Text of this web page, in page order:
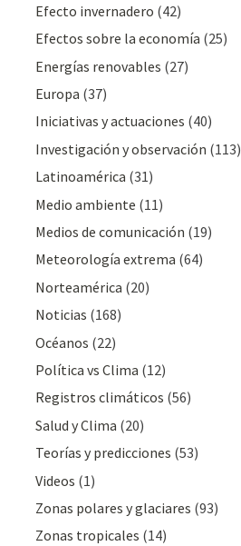
Efecto invernadero (42)
Efectos sobre la economía (25)
Energías renovables (27)
Europa (37)
Iniciativas y actuaciones (40)
Investigación y observación (113)
Latinoamérica (31)
Medio ambiente (11)
Medios de comunicación (19)
Meteorologí­a extrema (64)
Norteamérica (20)
Noticias (168)
Océanos (22)
Polí­tica vs Clima (12)
Registros climáticos (56)
Salud y Clima (20)
Teorías y predicciones (53)
Videos (1)
Zonas polares y glaciares (93)
Zonas tropicales (14)